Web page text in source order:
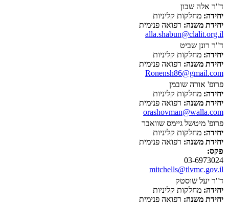
ד"ר אלה שבון
יחידה: מחלקות קליניות
יחידת משנה: רפואה פנימית
alla.shabun@clalit.org.il
ד"ר רונן שביט
יחידה: מחלקות קליניות
יחידת משנה: רפואה פנימית
Ronensh86@gmail.com
פרופ' אורה שובמן
יחידה: מחלקות קליניות
יחידת משנה: רפואה פנימית
orashovman@walla.com
פרופ' מיטשל גיימס שוואבר
יחידה: מחלקות קליניות
יחידת משנה: רפואה פנימית
פקס:
03-6973024
mitchells@tlvmc.gov.il
ד"ר יעל שוסטק
יחידה: מחלקות קליניות
יחידת משנה: רפואה פנימית